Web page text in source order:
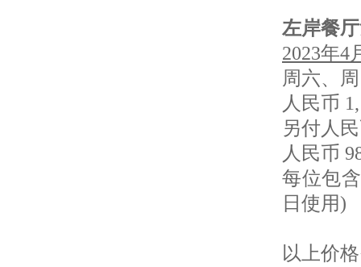
左岸餐
2023年4
周六、
人民币
另付人
人民币
每位包
日使用)
以上价